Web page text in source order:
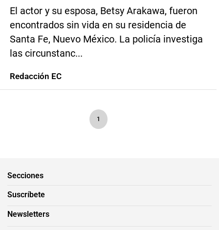
El actor y su esposa, Betsy Arakawa, fueron
encontrados sin vida en su residencia de
Santa Fe, Nuevo México. La policía investiga
las circunstanc...
Redacción EC
1
Secciones
Suscríbete
Newsletters